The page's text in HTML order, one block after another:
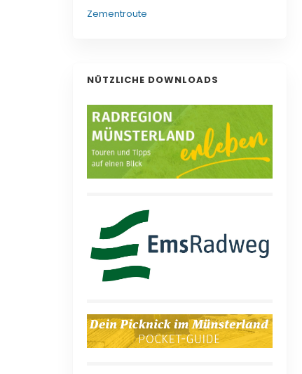
Zementroute
NÜTZLICHE DOWNLOADS